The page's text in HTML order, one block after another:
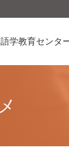
学教育センタ